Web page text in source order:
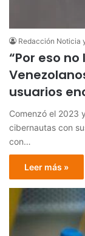
Redacción Noticia
“Por eso
usuarios
Comenzó el 2023
cibernautas con
con…
Leer más »